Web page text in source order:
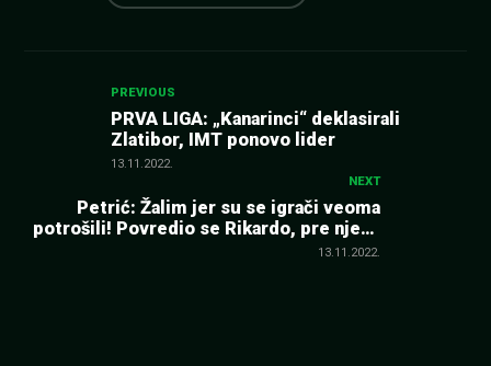
Kretanje
članka
PREVIOUS
PRVA LIGA: „Kanarinci“ deklasirali
Zlatibor, IMT ponovo lider
13.11.2022.
NEXT
Petrić: Žalim jer su se igrači veoma
potrošili! Povredio se Rikardo, pre njega
Terzić…
13.11.2022.